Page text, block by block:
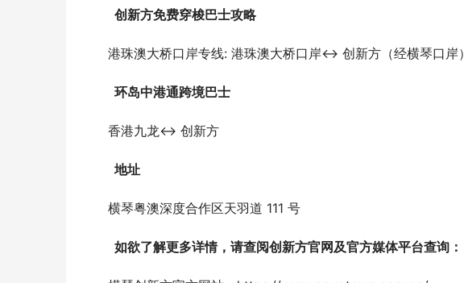
创新方免费穿梭巴士攻略
港珠澳大桥口岸专线: 港珠澳大桥口岸↔ 创新方（经横琴口岸）
环岛中港通跨境巴士
香港九龙↔ 创新方
地址
横琴粤澳深度合作区天羽道 111 号
如欲了解更多详情， 请查阅创新方官网及官方媒体平台查询 ：